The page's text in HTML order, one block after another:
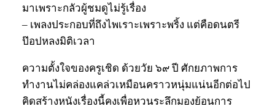
มาเพราะกลัวผู้ชมดูไม่รู้เรื่อง
– เพลงประกอบที่ถึงไพเราะเพราะพริ้ง แต่คือดนตรี
ป๊อปหลงมิติเวลา
ความตั้งใจของครูเชิด ด้วยวัย ๖๙ ปี ศักยภาพการ
ทำงานไม่คล่องแคล่วเหมือนคราวหนุ่มแน่นอีกต่อไป
คิดสร้างหนังเรื่องนี้คงเพื่อหวนระลึกมองย้อนการ